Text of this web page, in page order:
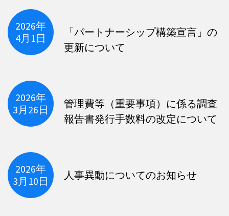
2026年
4月1日
「パートナーシップ構築宣言」の
更新について
2026年
3月26日
管理費等（重要事項）に係る調査
報告書発行手数料の改定について
2026年
3月10日
人事異動についてのお知らせ